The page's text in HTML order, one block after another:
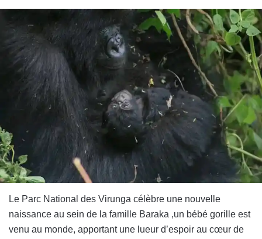
Le Parc National des Virunga célèbre une nouvelle
naissance au sein de la famille Baraka ,un bébé gorille est
venu au monde, apportant une lueur d’espoir au cœur de